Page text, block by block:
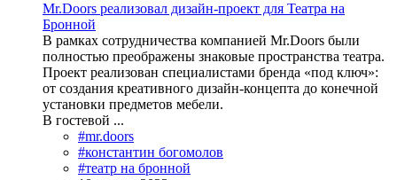
Mr.Doors реализовал дизайн-проект для Театра на
Бронной
В рамках сотрудничества компанией Mr.Doors были
полностью преображены знаковые пространства театра.
Проект реализован специалистами бренда «под ключ»:
от создания креативного дизайн-концепта до конечной
установки предметов мебели.
В гостевой ...
#mr.doors
#константин богомолов
#театр на бронной